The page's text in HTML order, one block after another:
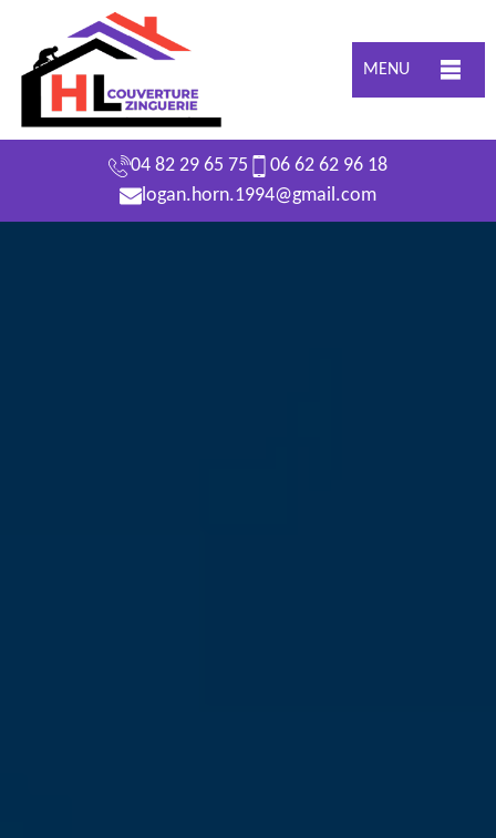
MENU
04 82 29 65 75
06 62 62 96 18
logan.horn.1994@gmail.com